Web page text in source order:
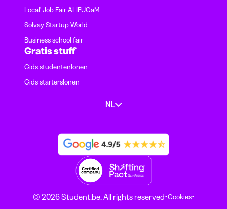
Local' Job Fair ALIFUCaM
Solvay Startup World
Business school fair
Gratis stuff
Gids studentenlonen
Gids starterslonen
NL
© 2026 Student.be. All rights reserved·Cookies·